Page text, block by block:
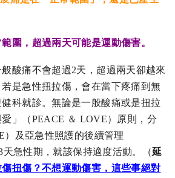
圍，超過兩天可能是運動傷害。
酸痛不會超過2天，超過兩天卻越來
是急性扭拉傷，會在當下疼痛到無
科就診。無論是一般酸痛或是扭拉
」（PEACE ＆ LOVE）原則，分
）及亞急性照護的後續管理
天急性期，就該保持適度活動。（延
扭傷？不想運動傷害，這些事絕對